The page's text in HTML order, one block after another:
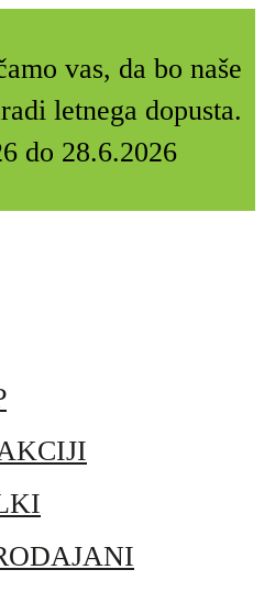
vas, da bo naše
letnega dopusta.
do 28.6.2026